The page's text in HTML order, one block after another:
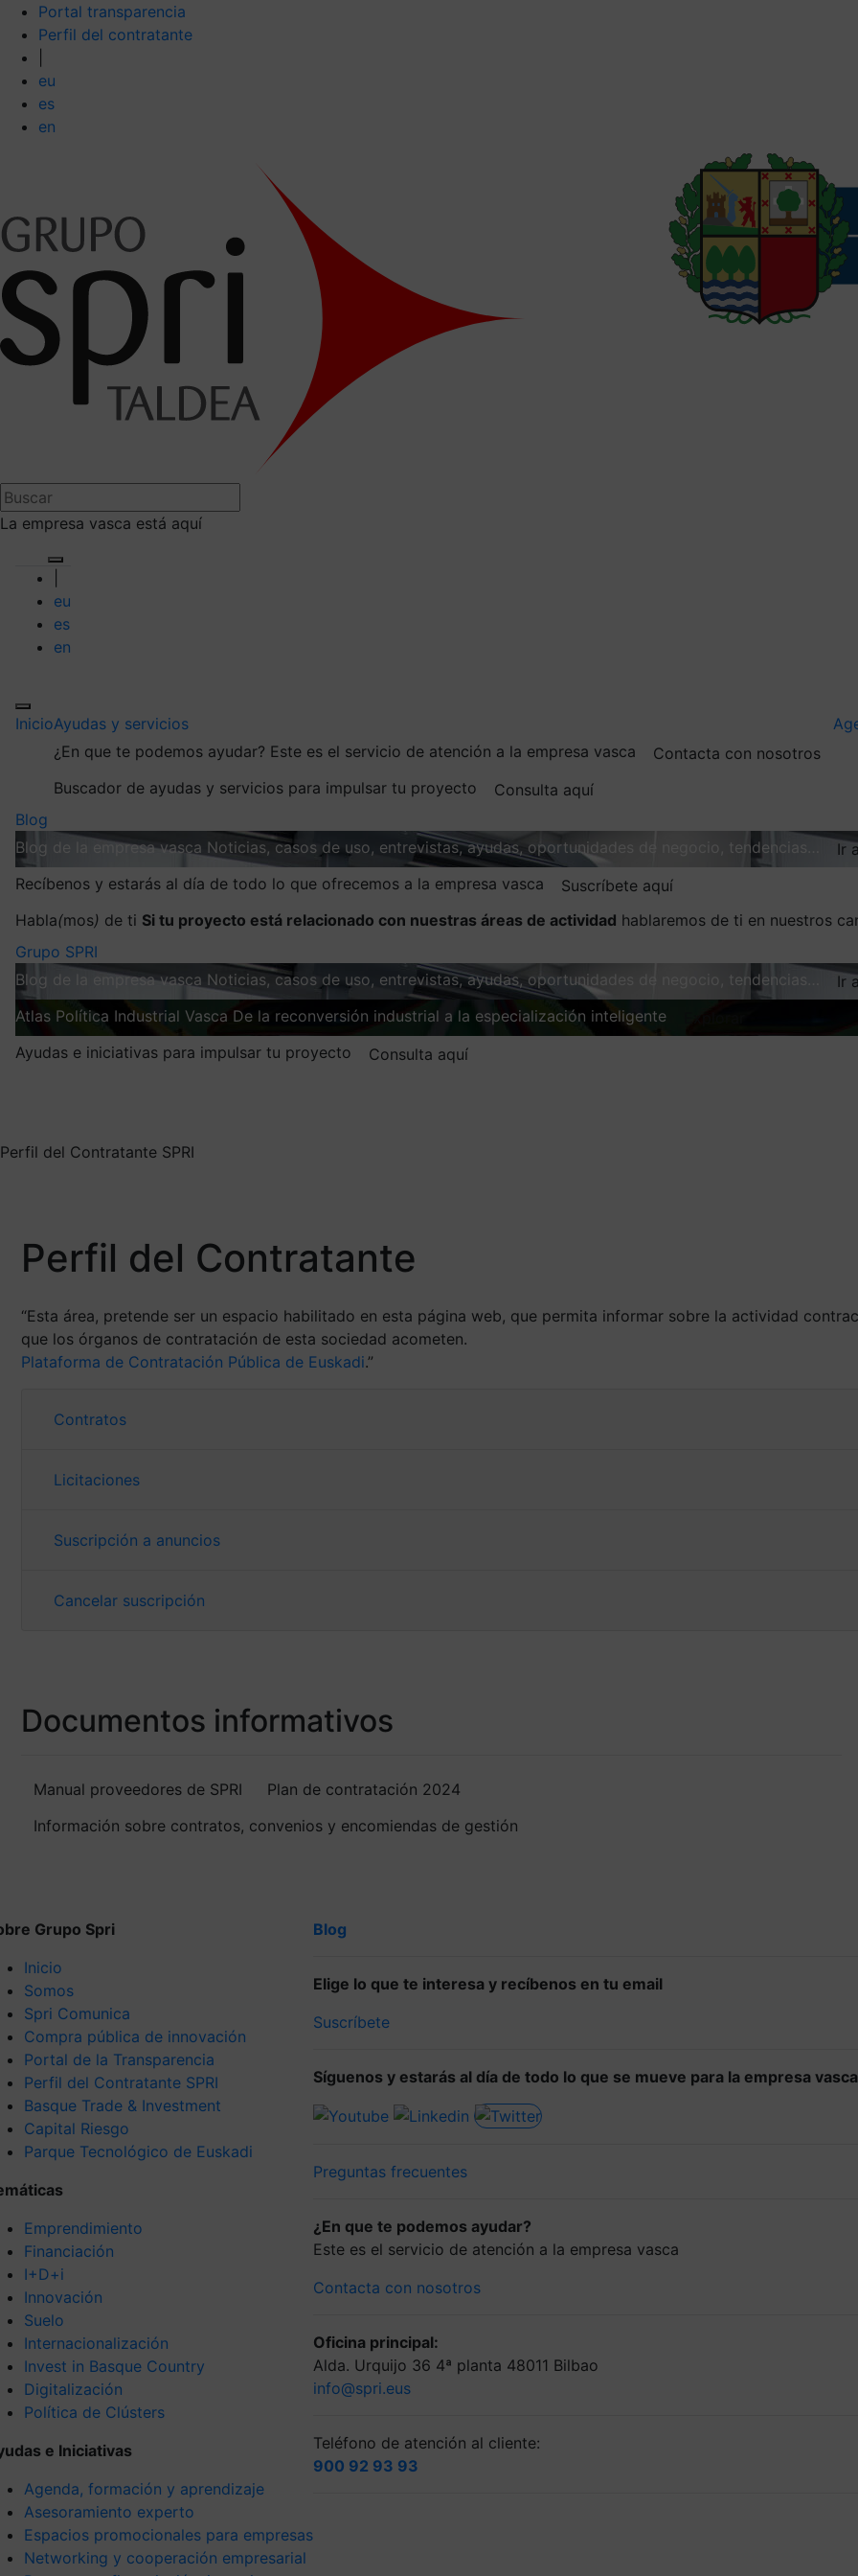
Portal transparencia
Perfil del contratante
eu
es
en
La empresa vasca está aquí
eu
es
en
InicioAyudas y servicios
¿En que te podemos ayudar? Este es el servicio de atención a la empresa vasca
Contacta con nosotros
Buscador de ayudas y servicios para impulsar tu proyecto
Consulta aquí
Blog
Blog de la empresa vasca Noticias, casos de uso, entrevistas, ayudas, oportunidades de negocio, tendencias…
Ir
Recíbenos y estarás al día de todo lo que ofrecemos a la empresa vasca
Suscríbete aquí
Habla(mos) de ti Si tu proyecto está relacionado con nuestras áreas de actividad hablaremos de ti en nuestros
Grupo SPRI
Blog de la empresa vasca Noticias, casos de uso, entrevistas, ayudas, oportunidades de negocio, tendencias…
Ir
Atlas Política Industrial Vasca De la reconversión industrial a la especialización inteligente
Ayudas e iniciativas para impulsar tu proyecto
Consulta aquí
Perfil del Contratante SPRI
Perfil del Contratante
“Esta área, pretende ser un espacio habilitado en esta página web, que permita informar sobre la actividad
que los órganos de contratación de esta sociedad acometen.
Plataforma de Contratación Pública de Euskadi.”
Contratos
Licitaciones
Suscripción a anuncios
Cancelar suscripción
Documentos informativos
Manual proveedores de SPRI
Plan de contratación 2024
Información sobre contratos, convenios y encomiendas de gestión
Grupo Spri
Inicio
Somos
Spri Comunica
Compra pública de innovación
Portal de la Transparencia
Perfil del Contratante SPRI
Basque Trade & Investment
Capital Riesgo
Parque Tecnológico de Euskadi
Emprendimiento
Financiación
I+D+i
Innovación
Suelo
Internacionalización
Invest in Basque Country
Digitalización
Política de Clústers
e Iniciativas
Agenda, formación y aprendizaje
Asesoramiento experto
Espacios promocionales para empresas
Networking y cooperación empresarial
Blog
Elige lo que te interesa y recíbenos en tu email
Suscríbete
Síguenos y estarás al día de todo lo que se mueve para la empresa vasca
Preguntas frecuentes
¿En que te podemos ayudar?
Este es el servicio de atención a la empresa vasca
Contacta con nosotros
Oficina principal:
Alda. Urquijo 36 4ª planta 48011 Bilbao
info@spri.eus
Teléfono de atención al cliente:
900 92 93 93